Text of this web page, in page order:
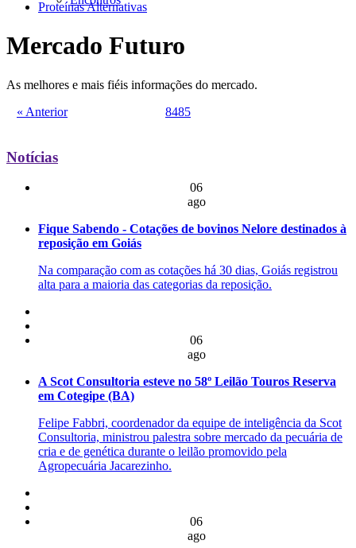
Proteínas Alternativas
Mercado Futuro
As melhores e mais fiéis informações do mercado.
« Anterior
8485
Notícias
06
ago
Fique Sabendo - Cotações de bovinos Nelore destinados à
reposição em Goiás
Na comparação com as cotações há 30 dias, Goiás registrou
alta para a maioria das categorias da reposição.
06
ago
A Scot Consultoria esteve no 58º Leilão Touros Reserva
em Cotegipe (BA)
Felipe Fabbri, coordenador da equipe de inteligência da Scot
Consultoria, ministrou palestra sobre mercado da pecuária de
cria e de genética durante o leilão promovido pela
Agropecuária Jacarezinho.
06
ago